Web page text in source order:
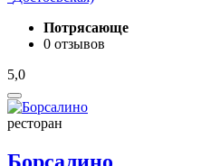
Потрясающе
0 отзывов
5,0
ресторан
Борсалино